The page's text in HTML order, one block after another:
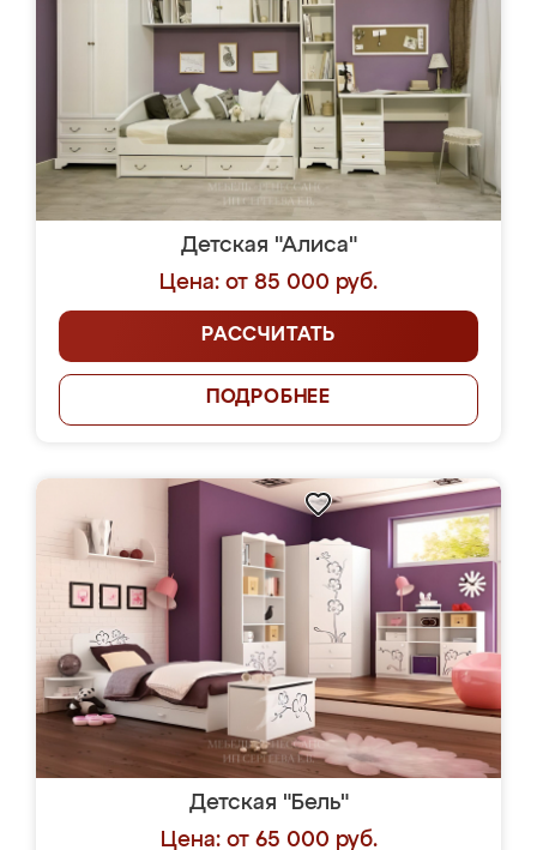
Детская "Алиса"
Цена: от 85 000 руб.
РАССЧИТАТЬ
ПОДРОБНЕЕ
Детская "Бель"
Цена: от 65 000 руб.